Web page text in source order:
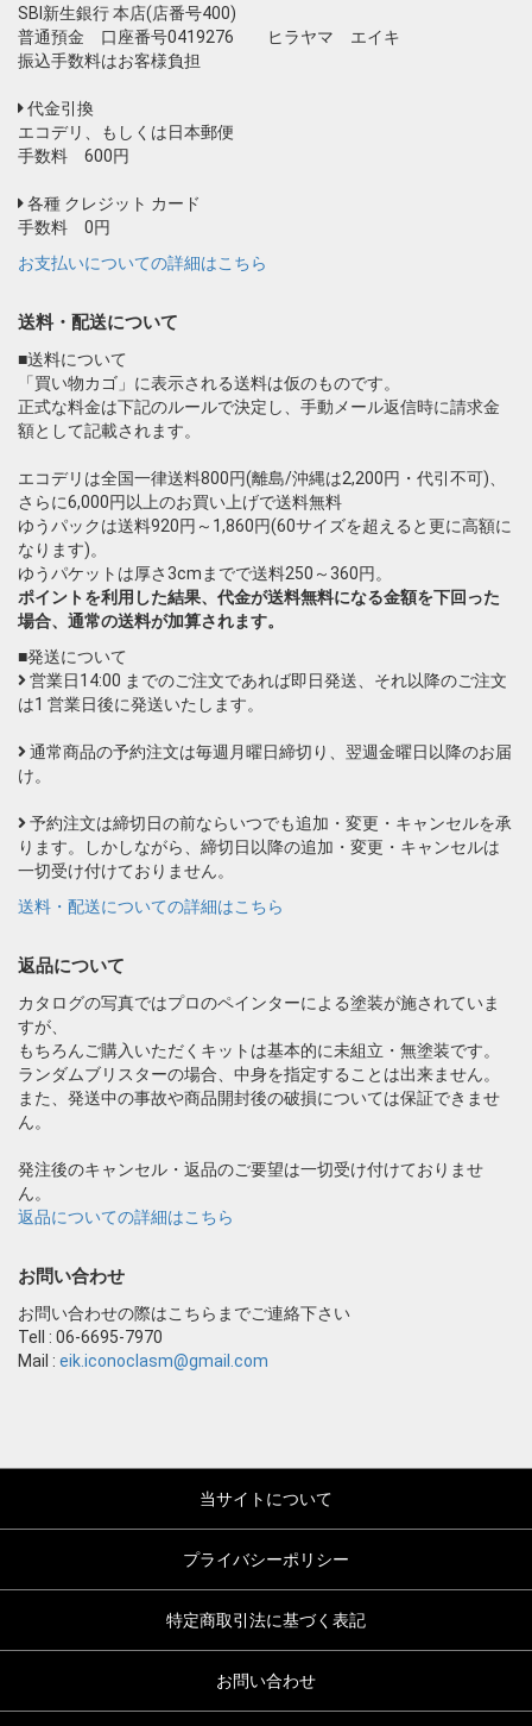
SBI新生銀行 本店(店番号400)
普通預金 口座番号0419276 ヒラヤマ エイキ
振込手数料はお客様負担
代金引換
エコデリ、もしくは日本郵便
手数料 600円
各種 クレジット カード
手数料 0円
お支払いについての詳細はこちら
送料・配送について
■送料について
「買い物カゴ」に表示される送料は仮のものです。
正式な料金は下記のルールで決定し、手動メール返信時に請求金
額として記載されます。
エコデリは全国一律送料800円(離島/沖縄は2,200円・代引不可)、
さらに6,000円以上のお買い上げで送料無料
ゆうパックは送料920円～1,860円(60サイズを超えると更に高額に
なります)。
ゆうパケットは厚さ3cmまでで送料250～360円。
ポイントを利用した結果、代金が送料無料になる金額を下回った
場合、通常の送料が加算されます。
■発送について
営業日14:00 までのご注文であれば即日発送、それ以降のご注文
は1 営業日後に発送いたします。
通常商品の予約注文は毎週月曜日締切り、翌週金曜日以降のお届
け。
予約注文は締切日の前ならいつでも追加・変更・キャンセルを承
ります。しかしながら、締切日以降の追加・変更・キャンセルは
一切受け付けておりません。
送料・配送についての詳細はこちら
返品について
カタログの写真ではプロのペインターによる塗装が施されていま
すが、
もちろんご購入いただくキットは基本的に未組立・無塗装です。
ランダムブリスターの場合、中身を指定することは出来ません。
また、発送中の事故や商品開封後の破損については保証できませ
ん。
発注後のキャンセル・返品のご要望は一切受け付けておりませ
ん。
返品についての詳細はこちら
お問い合わせ
お問い合わせの際はこちらまでご連絡下さい
Tell : 06-6695-7970
Mail : eik.iconoclasm@gmail.com
当サイトについて
プライバシーポリシー
特定商取引法に基づく表記
お問い合わせ